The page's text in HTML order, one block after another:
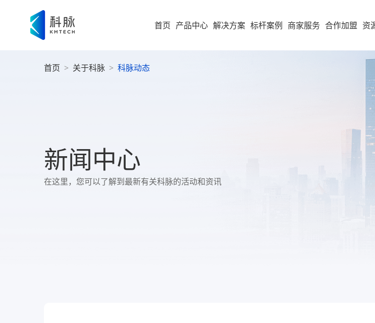
首页 产品中心
集团型企业
小微企业
为持续增长而生
解决方案
新零售解决方案
到店到
能化管
商超
智能
理，
社区超市
数字
销，助
标杆案例 商家服务 合作加盟 资
社群生鲜
智慧零售
智慧
智慧专
增值
首页 > 关于科脉 > 科脉动态
新闻中心
在这里，您可以了解到最新有关科脉的活动和资讯